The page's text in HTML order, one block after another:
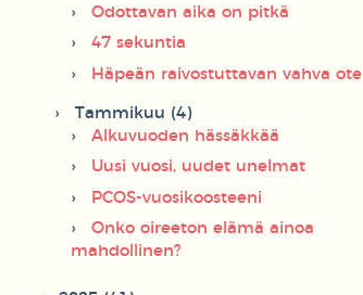
Odottavan aika on pitkä
47 sekuntia
Häpeän raivostuttavan vahva ote
Tammikuu (4)
Alkuvuoden hässäkkää
Uusi vuosi, uudet unelmat
PCOS-vuosikoosteeni
Onko oireeton elämä ainoa
mahdollinen?